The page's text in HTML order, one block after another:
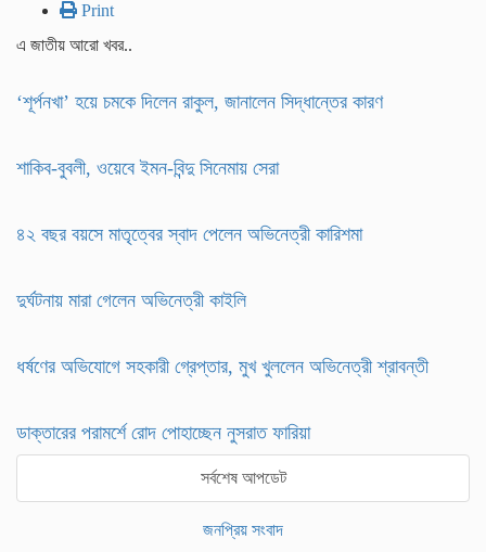
Print
এ জাতীয় আরো খবর..
‘শূর্পনখা’ হয়ে চমকে দিলেন রাকুল, জানালেন সিদ্ধান্তের কারণ
শাকিব-বুবলী, ওয়েবে ইমন-বিন্দু সিনেমায় সেরা
৪২ বছর বয়সে মাতৃত্বের স্বাদ পেলেন অভিনেত্রী কারিশমা
দুর্ঘটনায় মারা গেলেন অভিনেত্রী কাইলি
ধর্ষণের অভিযোগে সহকারী গ্রেপ্তার, মুখ খুললেন অভিনেত্রী শ্রাবন্তী
ডাক্তারের পরামর্শে রোদ পোহাচ্ছেন নুসরাত ফারিয়া
সর্বশেষ আপডেট
জনপ্রিয় সংবাদ